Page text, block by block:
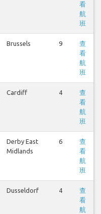
看
航
班
Brussels 9
查
看
航
班
Cardiff 4
查
看
航
班
Derby East
Midlands
6
查
看
航
班
Dusseldorf 4
查
看
航